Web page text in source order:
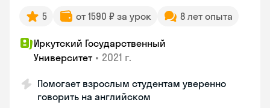
5 от 1590 ₽ за урок 8 лет опыта
Иркутский Государственный
Университет • 2021 г.
Помогает взрослым студентам уверенно
говорить на английском